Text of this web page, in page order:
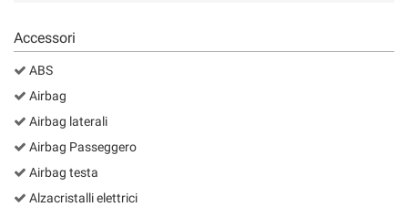
Accessori
ABS
Airbag
Airbag laterali
Airbag Passeggero
Airbag testa
Alzacristalli elettrici